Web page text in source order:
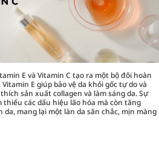
E và Vitamin C tạo ra một bộ đôi hoàn
E giúp bảo vệ da khỏi gốc tự do và
sản xuất collagen và làm sáng da. Sự
các dấu hiệu lão hóa mà còn tăng
mang lại một làn da săn chắc, mịn màng